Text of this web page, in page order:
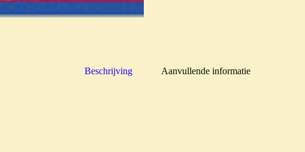
Beschrijving Aanvullende informatie